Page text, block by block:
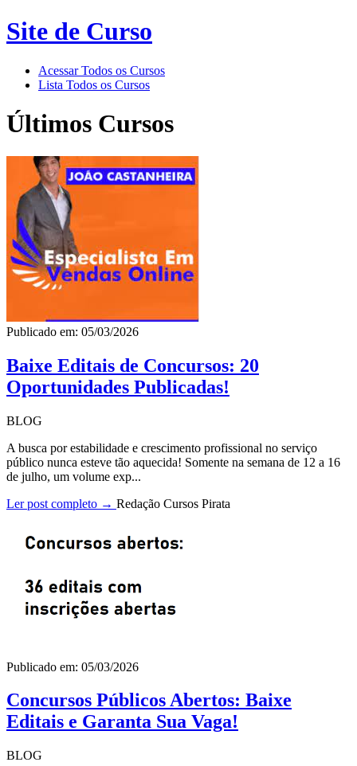
Site de Curso
Acessar Todos os Cursos
Lista Todos os Cursos
Últimos Cursos
Publicado em: 05/03/2026
Baixe Editais de Concursos: 20
Oportunidades Publicadas!
BLOG
A busca por estabilidade e crescimento profissional no serviço
público nunca esteve tão aquecida! Somente na semana de 12 a 16
de julho, um volume exp...
Ler post completo → Redação Cursos Pirata
Publicado em: 05/03/2026
Concursos Públicos Abertos: Baixe
Editais e Garanta Sua Vaga!
BLOG